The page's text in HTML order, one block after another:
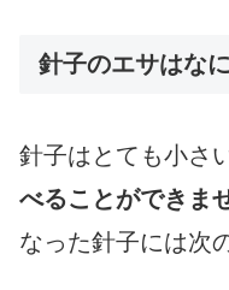
針子のエサはな
針子はとても小さ
べることができま
なった針子には次